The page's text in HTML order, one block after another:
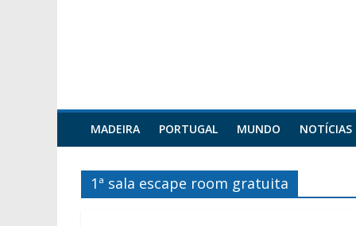
MADEIRA PORTUGAL MUNDO NOTÍCIAS
1ª sala escape room gratuita